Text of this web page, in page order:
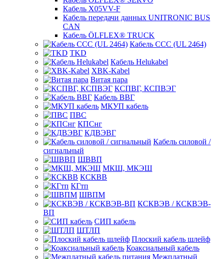
Кабель X05VV-F
Кабель передачи данных UNITRONIC BUS
CAN
Кабель ÖLFLEX® TRUCK
Кабель CCC (UL 2464)
TKD
Кабель Helukabel
XBK-Kabel
Витая пара
КСПВГ, КСПВЭГ
Кабель ВВГ
МКУП кабель
ПВС
КПСнг
КДВЭВГ
Кабель силовой /
сигнальный
ШВВП
МКШ, МКЭШ
КСКВВ
КГтп
ШВПМ
КСКВЭВ / КСКВЭВ-
ВП
СИП кабель
ШТЛП
Плоский кабель шлейф
Коаксиальный кабель
Межплатный